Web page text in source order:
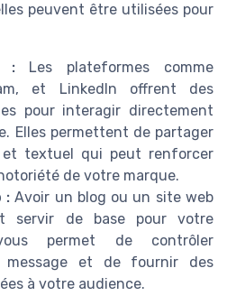
peuvent être utilisées pour
:Les plateformes comme
et LinkedIn offrent des
pour interagir directement
Elles permettent de partager
textuel qui peut renforcer
de votre marque.
: Avoir un blog ou un site web
servir de base pour votre
permet de contrôler
message et de fournir des
à votre audience.